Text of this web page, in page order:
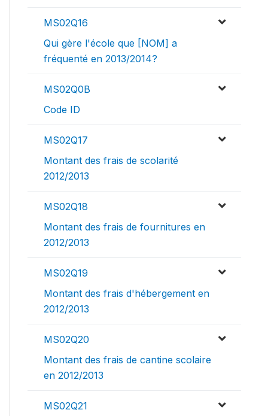
MS02Q16
Qui gère l'école que [NOM] a
fréquenté en 2013/2014?
MS02Q0B
Code ID
MS02Q17
Montant des frais de scolarité
2012/2013
MS02Q18
Montant des frais de fournitures en
2012/2013
MS02Q19
Montant des frais d'hébergement en
2012/2013
MS02Q20
Montant des frais de cantine scolaire
en 2012/2013
MS02Q21